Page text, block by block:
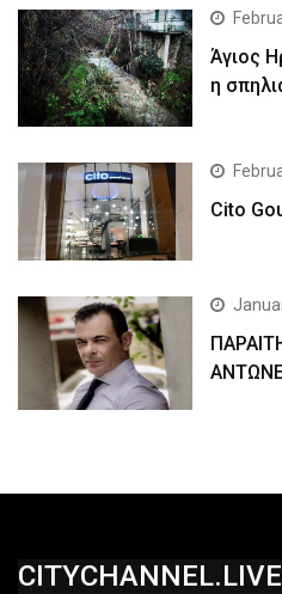
Άγιος
η
Cito
CITYCHANNEL.LIVE